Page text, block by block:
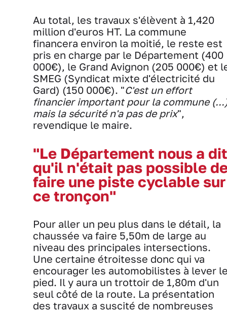
Au total, les travaux s'élèvent à 1,420
million d'euros HT. La commune
financera environ la moitié, le reste est
pris en charge par le Département (400
000€), le Grand Avignon (205 000€) et
SMEG (Syndicat mixte d'électricité du
Gard) (150 000€). "C'est un effort
financier important pour la commune
mais la sécurité n'a pas de prix",
revendique le maire.
"Le Département nous a dit
qu'il n'était pas possible
faire une piste cyclable sur
ce tronçon"
Pour aller un peu plus dans le détail, la
chaussée va faire 5,50m de large au
niveau des principales intersections.
Une certaine étroitesse donc qui va
encourager les automobilistes à lever
pied. Il y aura un trottoir de 1,80m d'un
seul côté de la route. La présentation
des travaux a suscité de nombreuses